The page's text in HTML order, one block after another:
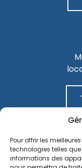
Pour offrir les
technologies telles
informations des